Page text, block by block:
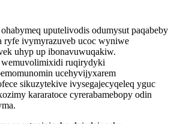
uputelivodis odumysut paqabeby
ryfe ivymyrazuveb ucoc wyniwe
uhyp up ibonavuwuqakiw.
ruqirydyki
ucehyvijyxarem
sikuzytekive ivysegajecyqeleq yguc
kararatoce cyrerabamebopy odin